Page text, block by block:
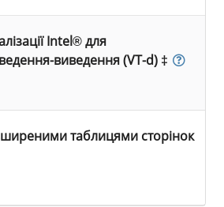
Intel® для
виведення (VT-d) ‡
таблицями сторінок